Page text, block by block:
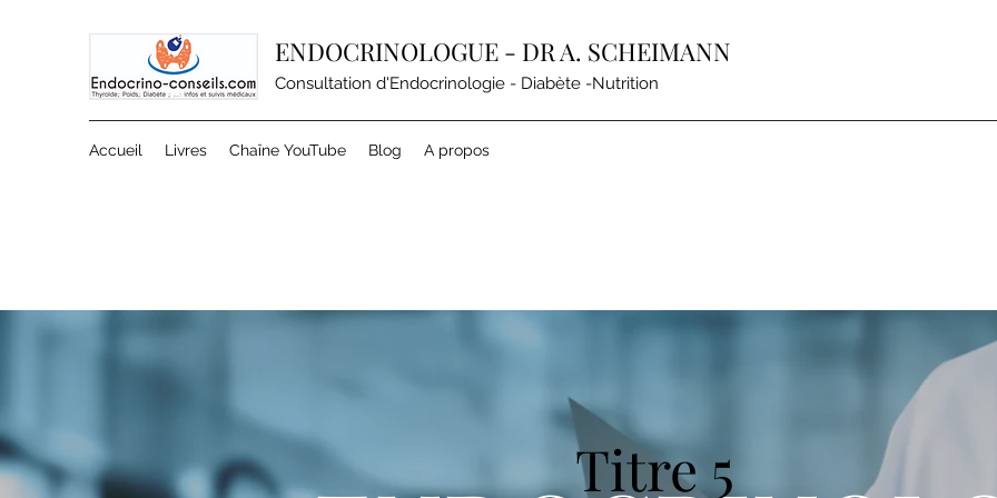
ENDOCRINOLOGUE - DR A. SCHEIMANN
Consultation d'Endocrinologie - Diabète -Nutrition
Accueil Livres Chaîne YouTube Blog A propos
Titre 5